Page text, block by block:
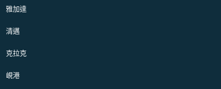
雅加達
清邁
克拉克
峴港